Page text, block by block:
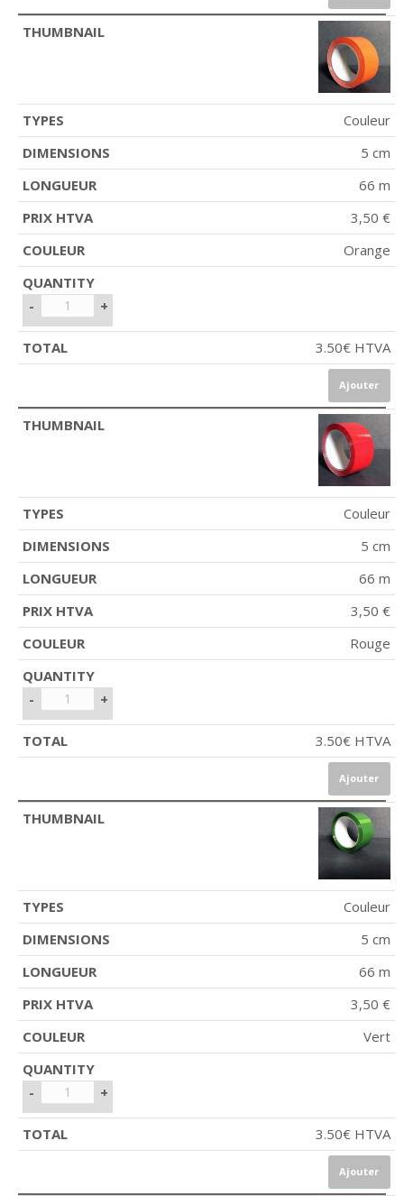
Couleur
5 cm
66 m
3,50 €
Orange
- +
3.50€ HTVA
Ajouter
Couleur
5 cm
66 m
3,50 €
Rouge
- +
3.50€ HTVA
Ajouter
Couleur
5 cm
66 m
3,50 €
Vert
- +
3.50€ HTVA
Ajouter